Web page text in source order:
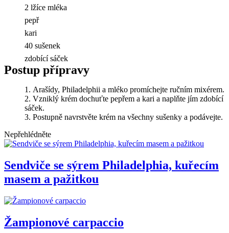
2 lžíce mléka
pepř
kari
40 sušenek
zdobící sáček
Postup přípravy
Arašídy, Philadelphii a mléko promíchejte ručním mixérem.
Vzniklý krém dochuťte pepřem a kari a naplňte jím zdobící
sáček.
Postupně navrstvěte krém na všechny sušenky a podávejte.
Nepřehlédněte
Sendviče se sýrem Philadelphia, kuřecím
masem a pažitkou
Žampionové carpaccio